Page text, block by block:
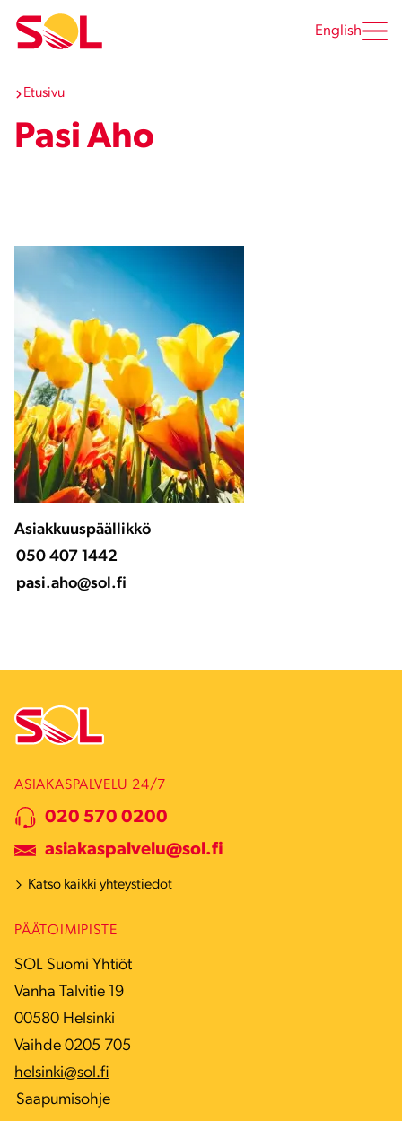
sisältöön
English
Etusivu
Pasi Aho
Asiakkuuspäällikkö
050 407 1442
pasi.aho@sol.fi
ASIAKASPALVELU 24/7
020 570 0200
asiakaspalvelu@sol.fi
Katso kaikki yhteystiedot
PÄÄTOIMIPISTE
SOL Suomi Yhtiöt
Vanha Talvitie 19
00580 Helsinki
Vaihde 0205 705
helsinki@sol.fi
Saapumisohje